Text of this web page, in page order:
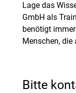
Lage das
GmbH als
benötigt
Menschen,
Bitte